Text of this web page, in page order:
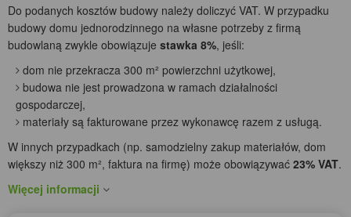
Do podanych kosztów budowy należy doliczyć VAT. W przypadku
budowy domu jednorodzinnego na własne potrzeby z firmą
budowlaną zwykle obowiązuje stawka 8%, jeśli:
dom nie przekracza 300 m² powierzchni użytkowej,
budowa nie jest prowadzona w ramach działalności
gospodarczej,
materiały są fakturowane przez wykonawcę razem z usługą.
W innych przypadkach (np. samodzielny zakup materiałów, dom
większy niż 300 m², faktura na firmę) może obowiązywać 23% VAT.
Więcej informacji